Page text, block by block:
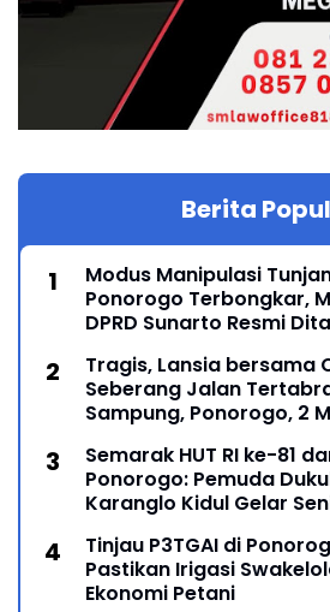
Berita
Modus Manipulasi
Ponorogo Terbongkar,
DPRD Sunarto Resmi
Tragis, Lansia bersama
Seberang Jalan
Sampung, Ponorogo, 2
Semarak HUT RI ke-81
Ponorogo: Pemuda
Karanglo Kidul Gelar
Tinjau P3TGAI di
Pastikan Irigasi
Ekonomi Petani